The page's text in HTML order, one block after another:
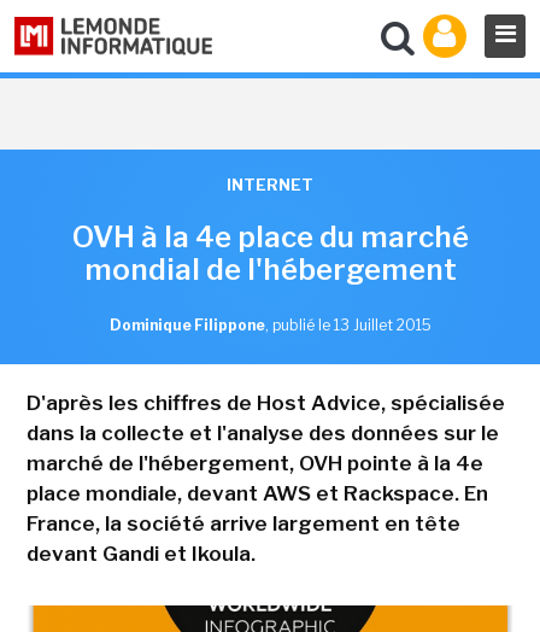
INTERNET
OVH à la 4e place du marché
mondial de l'hébergement
Dominique Filippone, publié le 13 Juillet 2015
D'après les chiffres de Host Advice, spécialisée
dans la collecte et l'analyse des données sur le
marché de l'hébergement, OVH pointe à la 4e
place mondiale, devant AWS et Rackspace. En
France, la société arrive largement en tête
devant Gandi et Ikoula.